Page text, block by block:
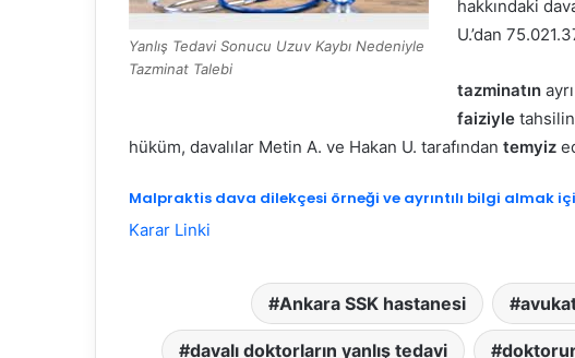
Yanlış Tedavi Sonucu Uzuv Kaybı Nedeniyle
Tazminat Talebi
hakkındaki
U.’dan
tazminatın
faiziyle
hüküm, davalılar Metin A. ve Hakan U. tarafından temyiz
Malpraktis dava dilekçesi örneği ve ayrıntılı bilgi almak
Karar Linki
Ankara SSK hastanesi
davalı doktorların yanlış tedavi